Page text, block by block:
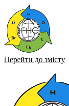
Перейти до змісту